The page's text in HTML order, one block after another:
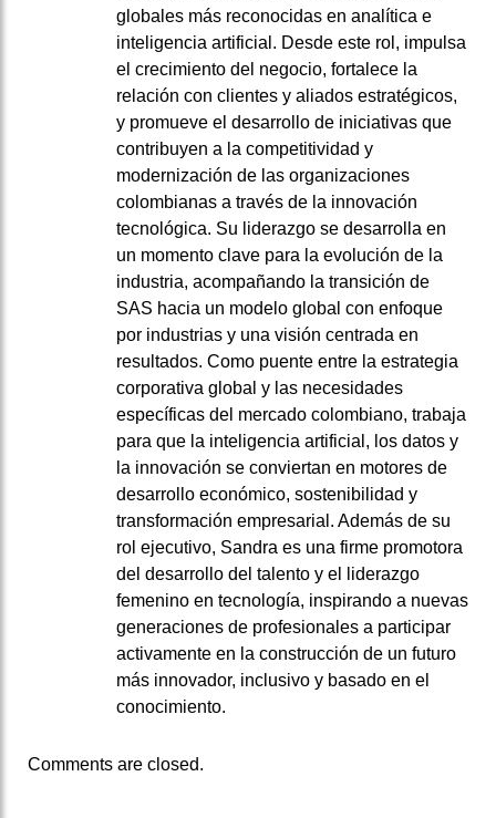
globales más reconocidas en analítica e
inteligencia artificial. Desde este rol, impulsa
el crecimiento del negocio, fortalece la
relación con clientes y aliados estratégicos,
y promueve el desarrollo de iniciativas que
contribuyen a la competitividad y
modernización de las organizaciones
colombianas a través de la innovación
tecnológica. Su liderazgo se desarrolla en
un momento clave para la evolución de la
industria, acompañando la transición de
SAS hacia un modelo global con enfoque
por industrias y una visión centrada en
resultados. Como puente entre la estrategia
corporativa global y las necesidades
específicas del mercado colombiano, trabaja
para que la inteligencia artificial, los datos y
la innovación se conviertan en motores de
desarrollo económico, sostenibilidad y
transformación empresarial. Además de su
rol ejecutivo, Sandra es una firme promotora
del desarrollo del talento y el liderazgo
femenino en tecnología, inspirando a nuevas
generaciones de profesionales a participar
activamente en la construcción de un futuro
más innovador, inclusivo y basado en el
conocimiento.
Comments are closed.